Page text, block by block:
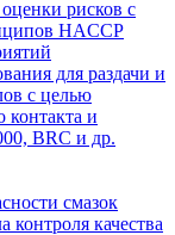
рисков с
HACCP
для раздачи и
с целью
контакта и
BRC и др.
смазок
контроля качества